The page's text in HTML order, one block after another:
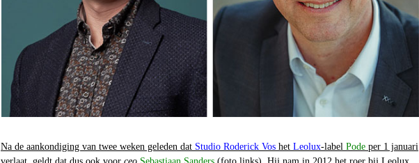
Na de aankondiging van twee weken geleden dat Studio Roderick Vos het Leolux-label Pode per 1 januari